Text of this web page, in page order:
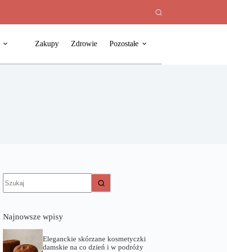
Zakupy Zdrowie Pozostałe
wyników
Najnowsze wpisy
Eleganckie skórzane kosmetyczki
damskie na co dzień i w podróży